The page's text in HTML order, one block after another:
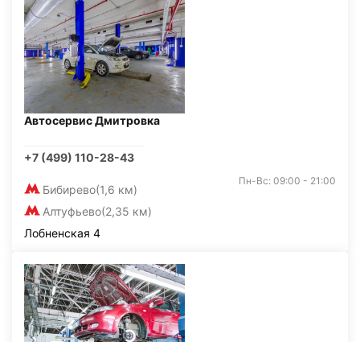
Автосервис Дмитровка
+7 (499) 110-28-43
Бибирево(1,6 км)
Алтуфьево(2,35 км)
Пн-Вс: 09:00 - 21:00
Лобненская 4